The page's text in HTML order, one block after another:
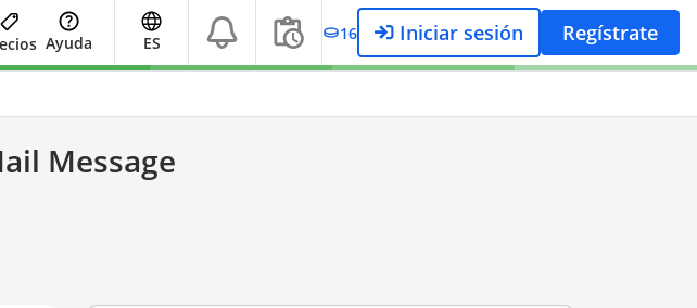
Ayuda ES 16 Iniciar sesión Regístrate
Message